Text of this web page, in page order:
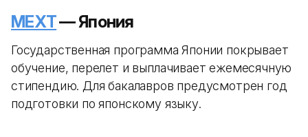
MEXT— Япония
Государственная программа Японии покрывает
обучение, перелет и выплачивает ежемесячную
стипендию. Для бакалавров предусмотрен год
подготовки по японскому языку.